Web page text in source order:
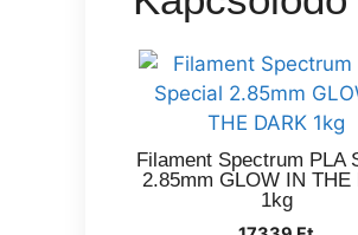
Filament Spectrum PLA
2.85mm GLOW IN THE
1kg